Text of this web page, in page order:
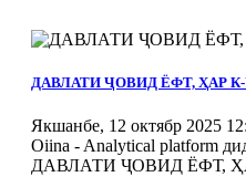
ДАВЛАТИ ҶОВИД ЁФТ, ҲАР
Якшанбе, 12 октябр 2025
Oiina - Analytical platform
ДАВЛАТИ ҶОВИД ЁФТ, ҲАР